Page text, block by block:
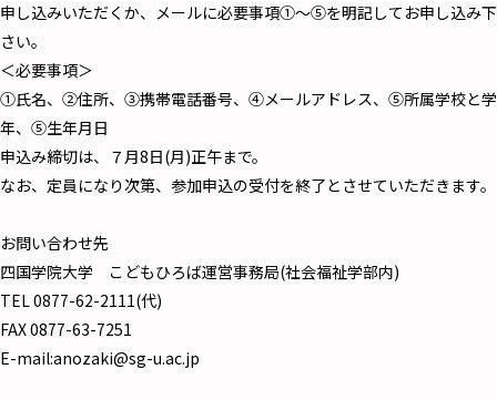
申し込みいただくか、メールに必要事項①～⑤を明記してお申し込み下
さい。
＜必要事項＞
①氏名、②住所、③携帯電話番号、④メールアドレス、⑤所属学校と学
年、⑤生年月日
申込み締切は、７月8日(月)正午まで。
なお、定員になり次第、参加申込の受付を終了とさせていただきます。
お問い合わせ先
四国学院大学 こどもひろば運営事務局(社会福祉学部内)
TEL 0877-62-2111(代)
FAX 0877-63-7251
E-mail:anozaki@sg-u.ac.jp